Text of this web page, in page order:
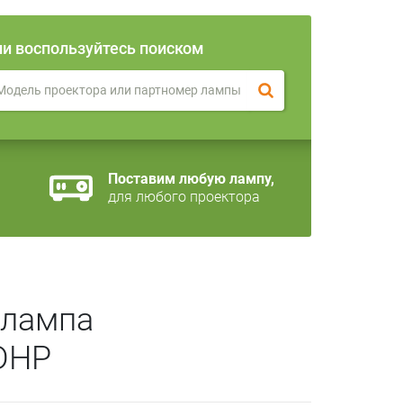
воспользуйтесь поиском
Поставим любую лампу,
для любого проектора